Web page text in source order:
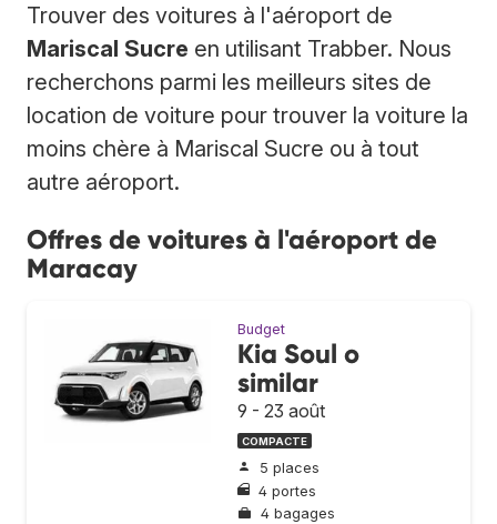
Trouver des voitures à l'aéroport de
Mariscal Sucre en utilisant Trabber. Nous
recherchons parmi les meilleurs sites de
location de voiture pour trouver la voiture la
moins chère à Mariscal Sucre ou à tout
autre aéroport.
Offres de voitures à l'aéroport de
Maracay
Budget
Kia Soul o
similar
9 - 23 août
COMPACTE
5 places
4 portes
4 bagages